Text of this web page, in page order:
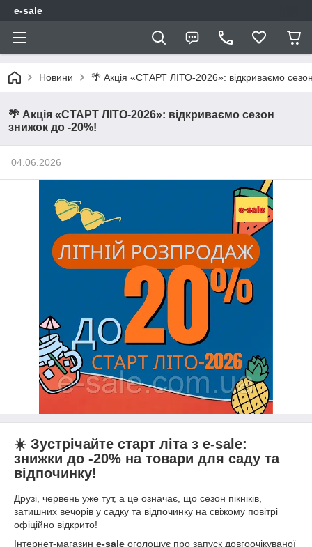
e-sale
Новини 🌴 Акція «СТАРТ ЛІТО-2026»: відкриваємо
🌴 Акція «СТАРТ ЛІТО-2026»: відкриваємо сезон
знижок до -20%!
04.06.2026
☀️ Зустрічайте старт літа з e-sale:
знижки до -20% на товари для саду та
відпочинку!
Друзі, червень уже тут, а це означає, що сезон пікніків,
затишних вечорів у садку та відпочинку на свіжому повітрі
офіційно відкрито!
Інтернет-магазин e-sale оголошує про запуск довгоочікуваної